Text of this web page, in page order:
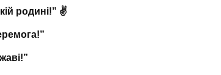
родині!” ✌️